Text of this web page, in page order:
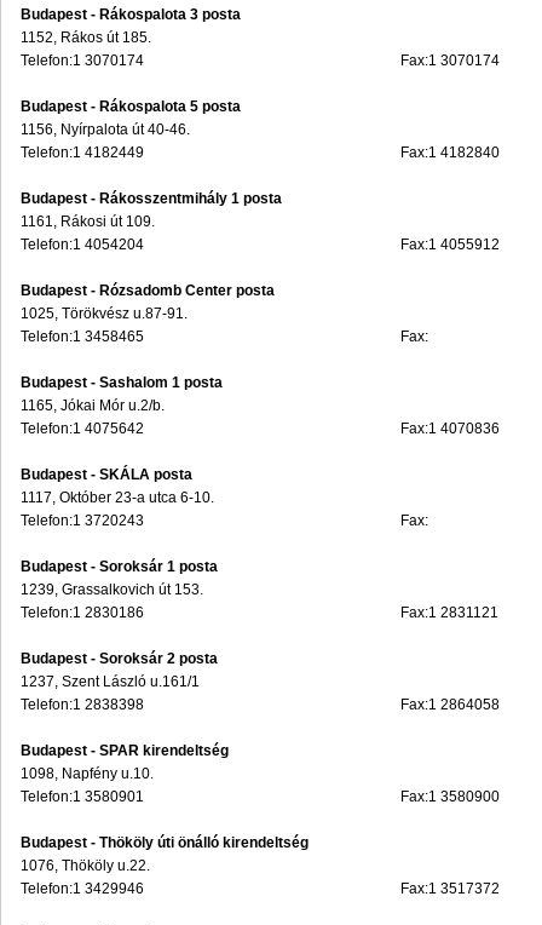
Budapest - Rákospalota 3 posta
1152, Rákos út 185.
Telefon:1 3070174
Fax:1 3070174
Budapest - Rákospalota 5 posta
1156, Nyírpalota út 40-46.
Telefon:1 4182449
Fax:1 4182840
Budapest - Rákosszentmihály 1 posta
1161, Rákosi út 109.
Telefon:1 4054204
Fax:1 4055912
Budapest - Rózsadomb Center posta
1025, Törökvész u.87-91.
Telefon:1 3458465
Fax:
Budapest - Sashalom 1 posta
1165, Jókai Mór u.2/b.
Telefon:1 4075642
Fax:1 4070836
Budapest - SKÁLA posta
1117, Október 23-a utca 6-10.
Telefon:1 3720243
Fax:
Budapest - Soroksár 1 posta
1239, Grassalkovich út 153.
Telefon:1 2830186
Fax:1 2831121
Budapest - Soroksár 2 posta
1237, Szent László u.161/1
Telefon:1 2838398
Fax:1 2864058
Budapest - SPAR kirendeltség
1098, Napfény u.10.
Telefon:1 3580901
Fax:1 3580900
Budapest - Thököly úti önálló kirendeltség
1076, Thököly u.22.
Telefon:1 3429946
Fax:1 3517372